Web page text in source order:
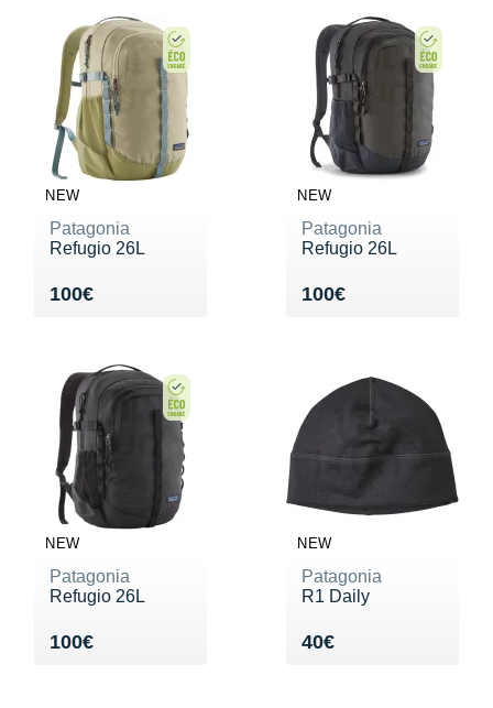
NEW
Patagonia
Refugio 26L
100€
Vendu 100€
NEW
Patagonia
Refugio 26L
100€
Vendu 100€
NEW
Patagonia
Refugio 26L
100€
Vendu 100€
NEW
Patagonia
R1 Daily
40€
Vendu 40€